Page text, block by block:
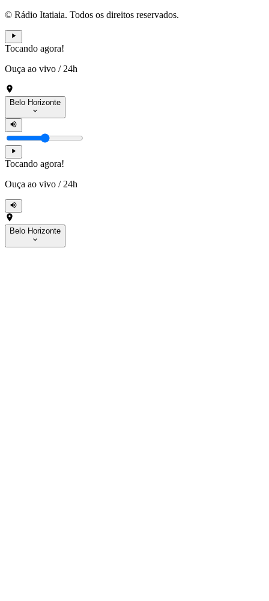
© Rádio Itatiaia. Todos os direitos reservados.
Tocando agora!
Ouça ao vivo / 24h
Belo Horizonte
Tocando agora!
Ouça ao vivo / 24h
Belo Horizonte